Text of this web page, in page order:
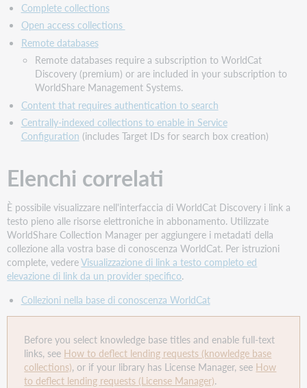
Complete collections
Open access collections
Remote databases
Remote databases require a subscription to WorldCat
Discovery (premium) or are included in your subscription to
WorldShare Management Systems.
Content that requires authentication to search
Centrally-indexed collections to enable in Service
Configuration (includes Target IDs for search box creation)
Elenchi correlati
È possibile visualizzare nell'interfaccia di WorldCat Discovery i link a
testo pieno alle risorse elettroniche in abbonamento. Utilizzate
WorldShare Collection Manager per aggiungere i metadati della
collezione alla vostra base di conoscenza WorldCat. Per istruzioni
complete, vedereVisualizzazione di link a testo completo ed
elevazione di link da un provider specifico.
Collezioni nella base di conoscenza WorldCat
Before you select knowledge base titles and enable full-text
links, see How to deflect lending requests (knowledge base
collections), or if your library has License Manager, see How
to deflect lending requests (License Manager).